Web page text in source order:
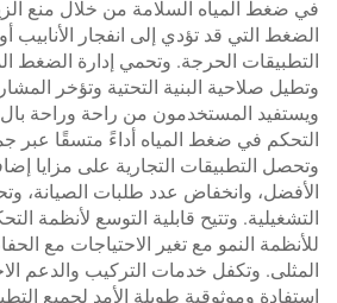
في ضغط المياه السلامة من خلال منع
الضغط التي قد تؤدي إلى انفجار
التطبيقات الحرجة. وتحمي إدارة الضغط
وتطيل صلاحية البنية التحتية وتؤخر
ويستفيد المستخدمون من راحة وراحة
التحكم في ضغط المياه أداءً متسقًا عبر
وتحصل التطبيقات التجارية على مزايا
الأفضل، وانخفاض عدد طلبات الصيانة،
التشغيلية. وتتيح قابلية التوسع لأنظمة
للأنظمة النمو مع تغير الاحتياجات مع
المثلى. وتكفل خدمات التركيب والدعم
استفادة وموثوقية طويلة الأمد لجميع